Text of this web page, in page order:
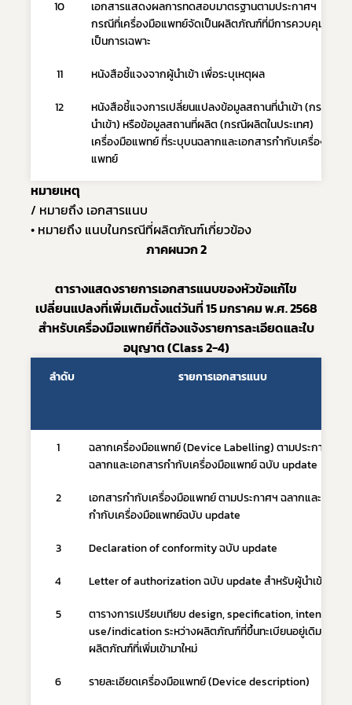
10
เอกสารแสดงผลการทดสอบมาตรฐานตามประกาศฯ
กรณีที่เครื่องมือแพทย์จัดเป็นผลิตภัณฑ์ที่มีการควบคุม
เป็นการเฉพาะ
11
หนังสือชี้แจงจากผู้นำเข้า เพื่อระบุเหตุผล
12
หนังสือชี้แจงการเปลี่ยนแปลงข้อมูลสถานที่นำเข้า (กรณี
นำเข้า) หรือข้อมูลสถานที่ผลิต (กรณีผลิตในประเทศ)
เครื่องมือแพทย์ ที่ระบุบนฉลากและเอกสารกำกับเครื่องมือ
แพทย์
หมายเหตุ
/ หมายถึง เอกสารแนบ
• หมายถึง แนบในกรณีที่ผลิตภัณฑ์เกี่ยวข้อง
ภาคผนวก 2
ตารางแสดงรายการเอกสารแนบของหัวข้อแก้ไข
เปลี่ยนแปลงที่เพิ่มเติมตั้งแต่วันที่ 15 มกราคม พ.ศ. 2568
สำหรับเครื่องมือแพทย์ที่ต้องแจ้งรายการละเอียดและใบ
อนุญาต (Class 2-4)
ลำดับ รายการเอกสารแนบ
1
ฉลากเครื่องมือแพทย์ (Device Labelling) ตามประกาศฯ
ฉลากและเอกสารกำกับเครื่องมือแพทย์ ฉบับ update
2
เอกสารกำกับเครื่องมือแพทย์ ตามประกาศฯ ฉลากและเอกสา
กำกับเครื่องมือแพทย์ฉบับ update
3
Declaration of conformity ฉบับ update
4
Letter of authorization ฉบับ update สำหรับผู้นำเข้า
5
ตารางการเปรียบเทียบ design, specification, intended
use/indication ระหว่างผลิตภัณฑ์ที่ขึ้นทะเบียนอยู่เดิม และ
ผลิตภัณฑ์ที่เพิ่มเข้ามาใหม่
6
รายละเอียดเครื่องมือแพทย์ (Device description)